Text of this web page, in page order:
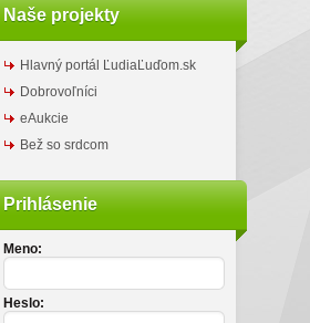
Naše projekty
Hlavný portál ĽudiaĽuďom.sk
Dobrovoľníci
eAukcie
Bež so srdcom
Prihlásenie
Meno:
Heslo: